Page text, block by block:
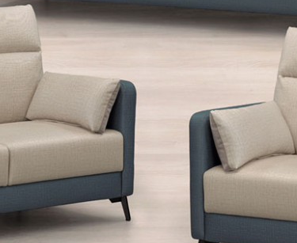
、過於偏遠之山區內等，或收貨地點搬運過於困難
狀況保有出貨的權利。
吊掛服務，若需以吊車或其他的吊掛方式吊運，費
一般快速到貨商品，無法指定特定時間送達，司機
寶貴時間。
不可抗力情事，而危及運送人員輸送之安全，本司
後時段，並送至百貨公司卸貨區為限，恕無法送至
當地請清潔隊回收,免付費清運專線：0800-085-717
款，交易恕不殺價，商品均已最低價格售出，且在
，商品將不予保留(訂單自動取消)。
絡當地請清潔隊回收,免付費清運專線：0800-085-